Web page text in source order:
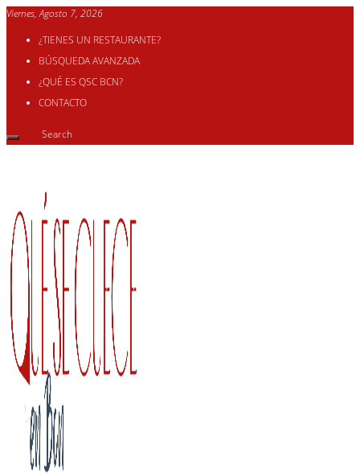
Viernes, Agosto 7, 2026
¿TIENES UN RESTAURANTE?
BÚSQUEDA AVANZADA
¿QUÉ ES QSC BCN?
CONTACTO